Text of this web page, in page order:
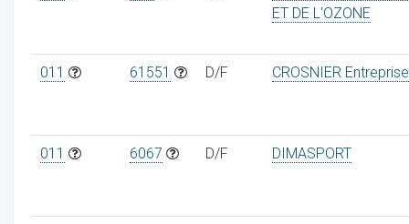
ET DE L'OZONE
011 61551 D/F CROSNIER Entreprise
011 6067 D/F DIMASPORT